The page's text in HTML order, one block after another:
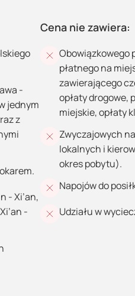
-
jednym
z
- Xi’an,
-
Cena nie zawiera:
Obowiązkowego
płatnego na
zawierającego
opłaty drogowe,
miejskie, opłaty
Zwyczajowych
lokalnych i
okres pobytu).
Napojów do
Udziału w